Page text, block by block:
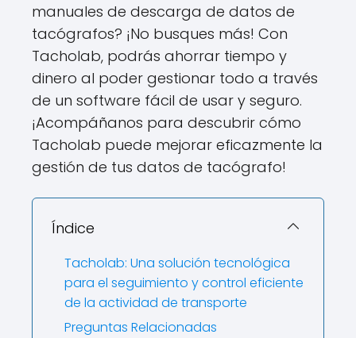
manuales de descarga de datos de
tacógrafos? ¡No busques más! Con
Tacholab, podrás ahorrar tiempo y
dinero al poder gestionar todo a través
de un software fácil de usar y seguro.
¡Acompáñanos para descubrir cómo
Tacholab puede mejorar eficazmente la
gestión de tus datos de tacógrafo!
Índice
Tacholab: Una solución tecnológica
para el seguimiento y control eficiente
de la actividad de transporte
Preguntas Relacionadas